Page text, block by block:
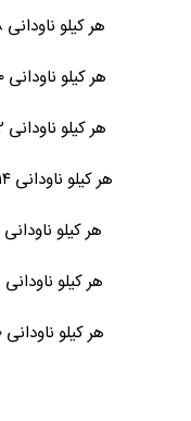
هر کیلو ناودانی ۸ ۶ متری ۴۲ ۴۱,۰۰۰ (۰.۰۰%)۰
هر کیلو ناودانی ۱۰ ۶ متری ۵۲ ۴۱,۰۰۰ (۰.۰۰%)۰
هر کیلو ناودانی ۱۲ ۶ متری ۶۴ ۴۱,۰۰۰ (۰.۰۰%)۰
هر کیلو ناودانی ۱۴ ۱۲ متری ۱۵۵ ۴۱,۰۰۰ (۰.۰۰%)۰
هر کیلو ناودانی ۱۶ ۱۲ متری ۱۷۰ --- (۰.۰۰%)۰
هر کیلو ناودانی ۱۸ ۱۲ متری ۲۱۵ --- (۰.۰۰%)۰
هر کیلو ناودانی ۲۰ ۱۲ متری ۲۳۰ --- (۰.۰۰%)۰